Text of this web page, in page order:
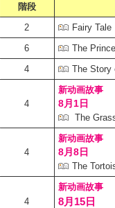
階段
2
Fairy Tale
6
The
4 The Story
4
新动画故事
8月1日
The
4
新动画故事
8月8日
The
4
新动画故事
8月15日